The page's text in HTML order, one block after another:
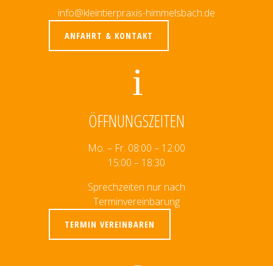
info@kleintierpraxis-himmelsbach.de
ANFAHRT & KONTAKT
ÖFFNUNGSZEITEN
Mo. – Fr. 08:00 – 12:00
15:00 – 18:30
Sprechzeiten nur nach
Terminvereinbarung
TERMIN VEREINBAREN